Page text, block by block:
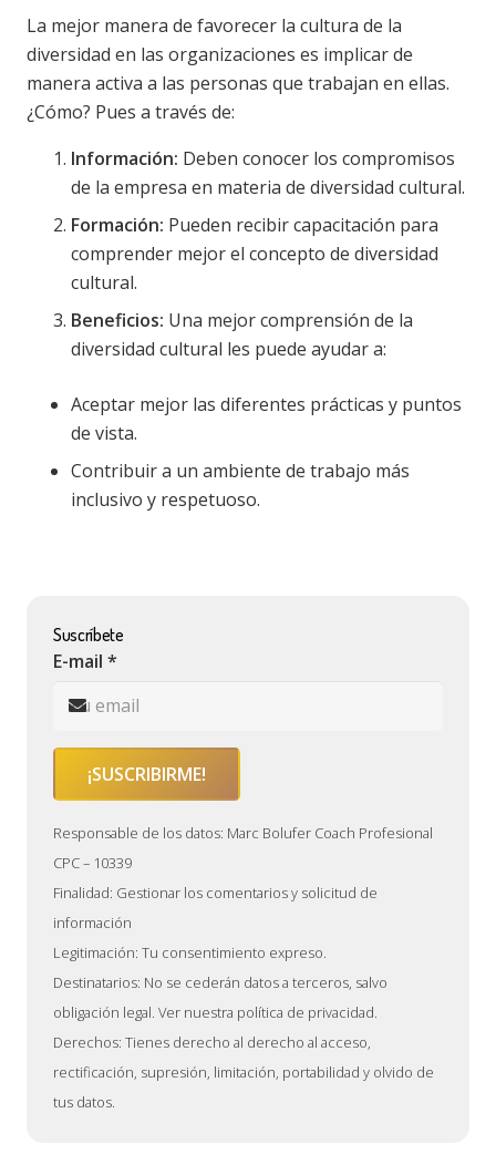
La mejor manera de favorecer la cultura de la
diversidad en las organizaciones es implicar de
manera activa a las personas que trabajan en ellas.
¿Cómo? Pues a través de:
Información: Deben conocer los compromisos
de la empresa en materia de diversidad cultural.
Formación: Pueden recibir capacitación para
comprender mejor el concepto de diversidad
cultural.
Beneficios: Una mejor comprensión de la
diversidad cultural les puede ayudar a:
Aceptar mejor las diferentes prácticas y puntos
de vista.
Contribuir a un ambiente de trabajo más
inclusivo y respetuoso.
Suscríbete
E-mail *
Responsable de los datos: Marc Bolufer Coach Profesional
CPC – 10339
Finalidad: Gestionar los comentarios y solicitud de
información
Legitimación: Tu consentimiento expreso.
Destinatarios: No se cederán datos a terceros, salvo
obligación legal. Ver nuestra política de privacidad.
Derechos: Tienes derecho al derecho al acceso,
rectificación, supresión, limitación, portabilidad y olvido de
tus datos.